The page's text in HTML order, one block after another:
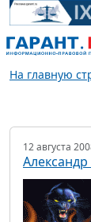
На главную
12 августа
Александр